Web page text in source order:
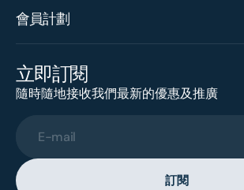
會員計劃
立即訂閱
隨時隨地接收我們最新的優惠及推廣
E-mail
訂閱